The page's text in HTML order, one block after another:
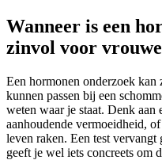
Wanneer is een
zinvol voor
Een hormonen onderzoek
kunnen passen bij een
weten waar je staat. Denk aan
aanhoudende vermoeidheid,
leven raken. Een test vervangt
geeft je wel iets concreets om